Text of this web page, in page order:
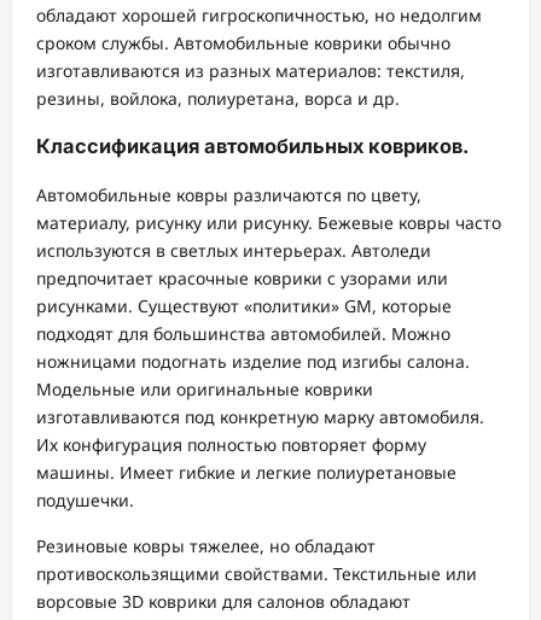
обладают хорошей гигроскопичностью, но недолгим
сроком службы. Автомобильные коврики обычно
изготавливаются из разных материалов: текстиля,
резины, войлока, полиуретана, ворса и др.
Классификация автомобильных ковриков.
Автомобильные ковры различаются по цвету,
материалу, рисунку или рисунку. Бежевые ковры часто
используются в светлых интерьерах. Автоледи
предпочитает красочные коврики с узорами или
рисунками. Существуют «политики» GM, которые
подходят для большинства автомобилей. Можно
ножницами подогнать изделие под изгибы салона.
Модельные или оригинальные коврики
изготавливаются под конкретную марку автомобиля.
Их конфигурация полностью повторяет форму
машины. Имеет гибкие и легкие полиуретановые
подушечки.
Резиновые ковры тяжелее, но обладают
противоскользящими свойствами. Текстильные или
ворсовые 3D коврики для салонов обладают